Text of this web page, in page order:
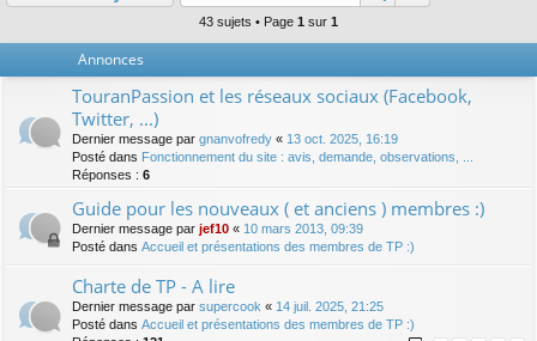
43 sujets • Page 1 sur 1
Annonces
TouranPassion et les réseaux sociaux (Facebook,
Twitter, ...)
Dernier message par gnanvofredy « 13 oct. 2025, 16:19
Posté dans Fonctionnement du site : avis, demande, observations, ...
Réponses : 6
Guide pour les nouveaux ( et anciens ) membres :)
Dernier message par jef10 « 10 mars 2013, 09:39
Posté dans Accueil et présentations des membres de TP :)
Charte de TP - A lire
Dernier message par supercook « 14 juil. 2025, 21:25
Posté dans Accueil et présentations des membres de TP :)